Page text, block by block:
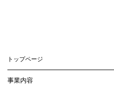
トップページ
事業内容